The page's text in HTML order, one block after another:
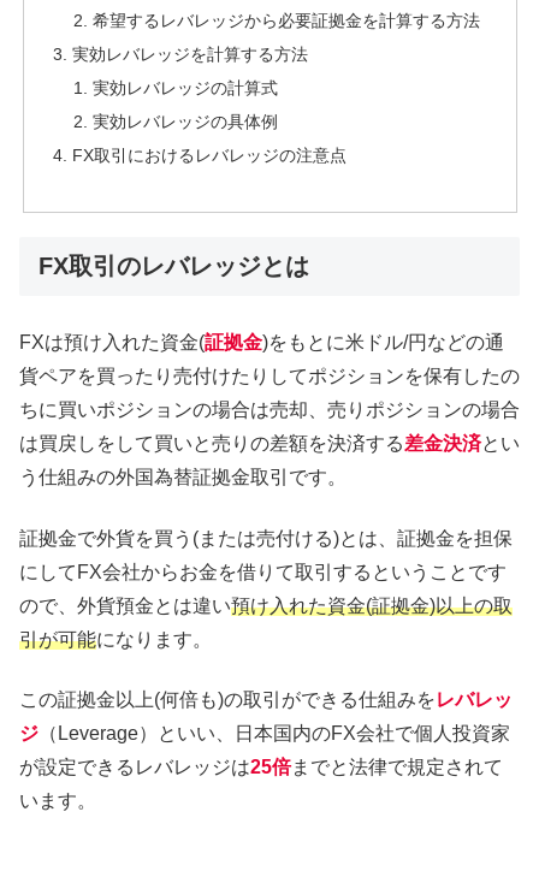
希望するレバレッジから必要証拠金を計算する方法
実効レバレッジを計算する方法
実効レバレッジの計算式
実効レバレッジの具体例
FX取引におけるレバレッジの注意点
FX取引のレバレッジとは
FXは預け入れた資金(証拠金)をもとに米ドル/円などの通
貨ペアを買ったり売付けたりしてポジションを保有したの
ちに買いポジションの場合は売却、売りポジションの場合
は買戻しをして買いと売りの差額を決済する差金決済とい
う仕組みの外国為替証拠金取引です。
証拠金で外貨を買う(または売付ける)とは、証拠金を担保
にしてFX会社からお金を借りて取引するということです
ので、外貨預金とは違い預け入れた資金(証拠金)以上の取
引が可能になります。
この証拠金以上(何倍も)の取引ができる仕組みをレバレッ
ジ （Leverage）といい、日本国内のFX会社で個人投資家
が設定できるレバレッジは25倍までと法律で規定されて
います。